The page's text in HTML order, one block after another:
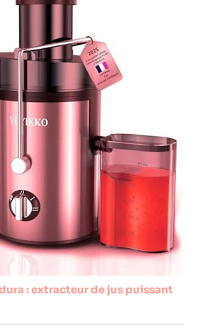
: extracteur de jus puissant